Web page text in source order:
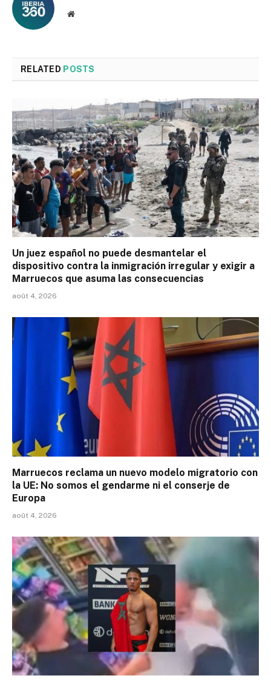
Website
RELATED POSTS
Un juez español no puede desmantelar el
dispositivo contra la inmigración irregular y exigir a
Marruecos que asuma las consecuencias
août 4, 2026
Marruecos reclama un nuevo modelo migratorio con
la UE: No somos el gendarme ni el conserje de
Europa
août 4, 2026